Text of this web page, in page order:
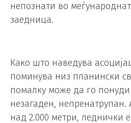
непознати во
заедница.
Како што наведува
поминува низ планински
помалку може да го понуди
незагаден,
над 2.000 метри, леднички